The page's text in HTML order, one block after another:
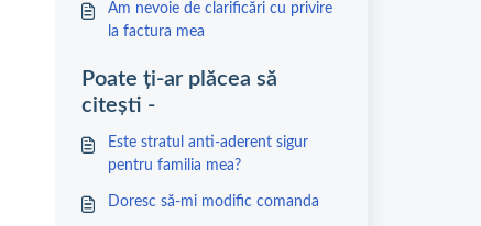
Am nevoie de clarificări cu privire
la factura mea
Poate ți-ar plăcea să
citești -
Este stratul anti-aderent sigur
pentru familia mea?
Doresc să-mi modific comanda